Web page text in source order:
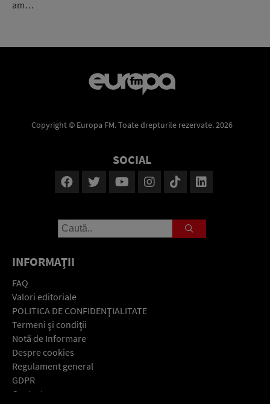
am…
Copyright © Europa FM. Toate drepturile rezervate. 2026
SOCIAL
INFORMAŢII
FAQ
Valori editoriale
POLITICA DE CONFIDENŢIALITATE
Termeni şi condiţii
Notă de Informare
Despre cookies
Regulament general
GDPR
Contact